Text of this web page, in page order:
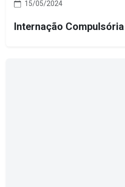
15/05/2024
Internação